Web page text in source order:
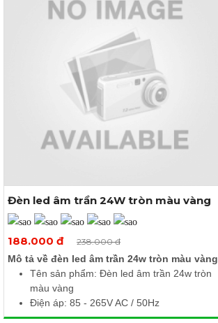
Tiết kiệm điện, bảo vệ mắt, tuổi thọ cao
Xem thêm ảnh
Đèn led âm trần 24W tròn màu vàng
188.000 đ 238.000 đ
Mô tả về đèn led âm trần 24w tròn màu vàng
Tên sản phẩm: Đèn led âm trần 24w tròn
màu vàng
Điện áp: 85 - 265V AC / 50Hz
Công suất: 24W